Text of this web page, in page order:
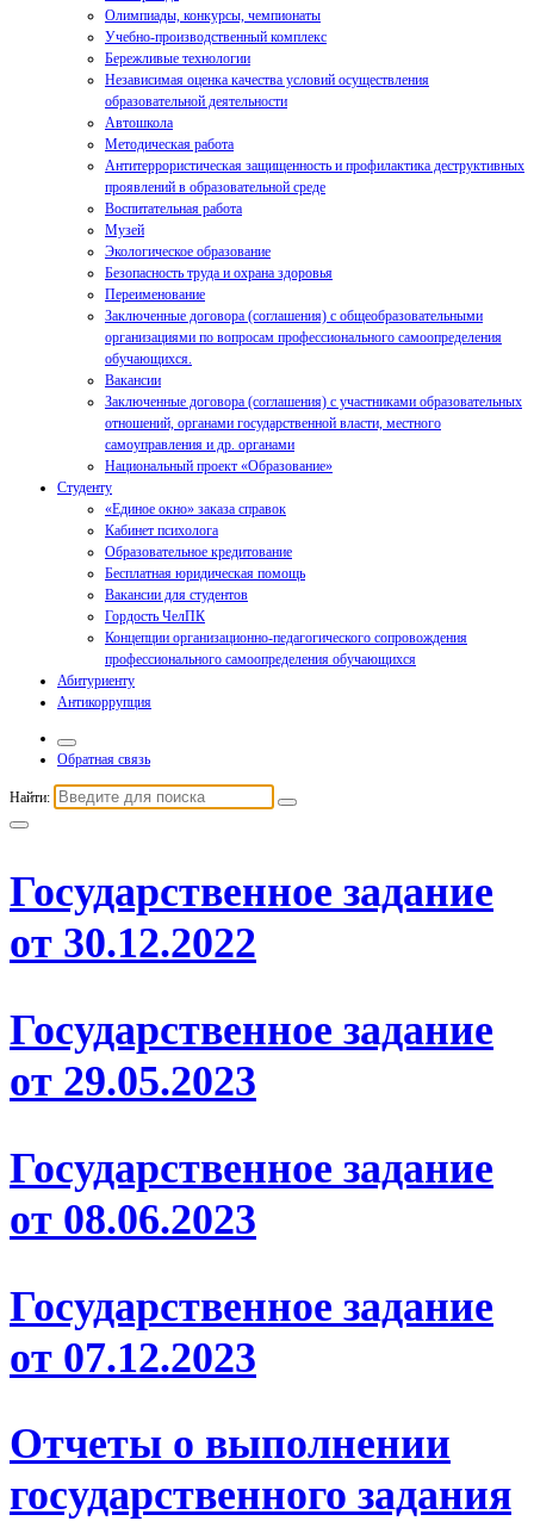
Олимпиады, конкурсы, чемпионаты
Учебно-производственный комплекс
Бережливые технологии
Независимая оценка качества условий осуществления
образовательной деятельности
Автошкола
Методическая работа
Антитеррористическая защищенность и профилактика деструктивных
проявлений в образовательной среде
Воспитательная работа
Музей
Экологическое образование
Безопасность труда и охрана здоровья
Переименование
Заключенные договора (соглашения) с общеобразовательными
организациями по вопросам профессионального самоопределения
обучающихся.
Вакансии
Заключенные договора (соглашения) с участниками образовательных
отношений, органами государственной власти, местного
самоуправления и др. органами
Национальный проект «Образование»
Студенту
«Единое окно» заказа справок
Кабинет психолога
Образовательное кредитование
Бесплатная юридическая помощь
Вакансии для студентов
Гордость ЧелПК
Концепции организационно-педагогического сопровождения
профессионального самоопределения обучающихся
Абитуриенту
Антикоррупция
Обратная связь
Найти:
Государственное задание
от 30.12.2022
Государственное задание
от 29.05.2023
Государственное задание
от 08.06.2023
Государственное задание
от 07.12.2023
Отчеты о выполнении
государственного задания